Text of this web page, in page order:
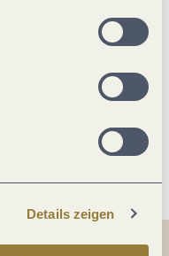
Details zeigen